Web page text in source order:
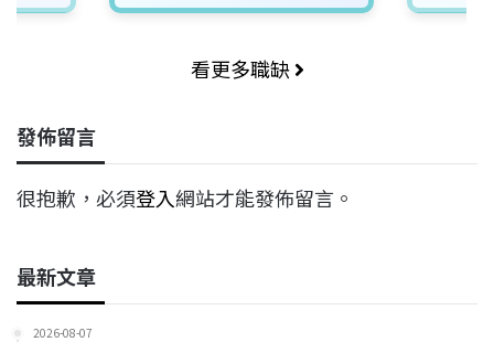
看更多職缺
發佈留言
很抱歉，必須登入網站才能發佈留言。
最新文章
2026-08-07